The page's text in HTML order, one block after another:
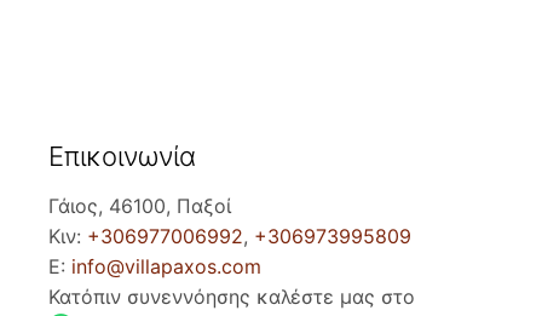
Επικοινωνία
Γάιος, 46100, Παξοί
Κιν: +306977006992, +306973995809
E: info@villapaxos.com
Κατόπιν συνεννόησης καλέστε μας στο